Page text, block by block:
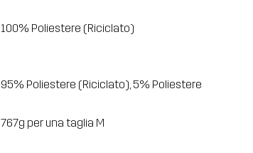
100% Poliestere (Riciclato)
95% Poliestere (Riciclato), 5% Poliestere
767g per una taglia M